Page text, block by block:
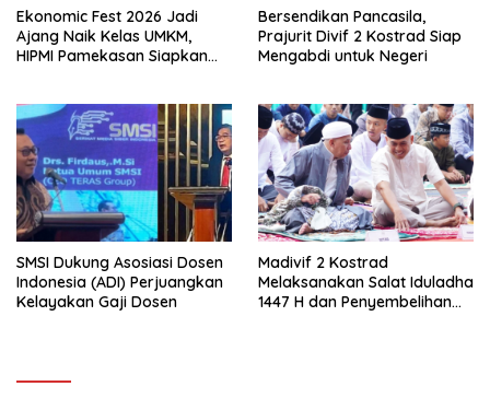
Ekonomic Fest 2026 Jadi
Ajang Naik Kelas UMKM,
HIPMI Pamekasan Siapkan
Bersendikan Pancasila,
Prajurit Divif 2 Kostrad Siap
Mengabdi untuk Negeri
SMSI Dukung Asosiasi Dosen
Indonesia (ADI) Perjuangkan
Kelayakan Gaji Dosen
Madivif 2 Kostrad
Melaksanakan Salat Iduladha
1447 H dan Penyembelihan